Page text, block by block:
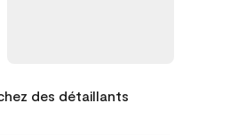
des détaillants